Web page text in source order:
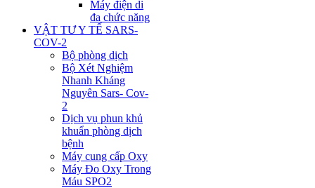
Máy điện di
đa chức năng
VẬT TƯ Y TẾ SARS-
COV-2
Bộ phòng dịch
Bộ Xét Nghiệm
Nhanh Kháng
Nguyên Sars- Cov-
2
Dịch vụ phun khủ
khuẩn phòng dịch
bệnh
Máy cung cấp Oxy
Máy Đo Oxy Trong
Máu SPO2